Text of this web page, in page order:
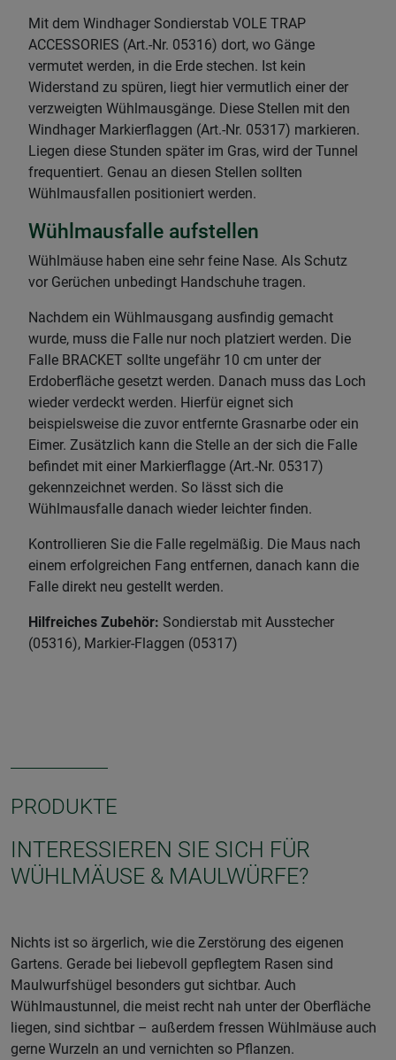
Mit dem Windhager Sondierstab VOLE TRAP
ACCESSORIES (Art.-Nr. 05316) dort, wo Gänge
vermutet werden, in die Erde stechen. Ist kein
Widerstand zu spüren, liegt hier vermutlich einer der
verzweigten Wühlmausgänge. Diese Stellen mit den
Windhager Markierflaggen (Art.-Nr. 05317) markieren.
Liegen diese Stunden später im Gras, wird der Tunnel
frequentiert. Genau an diesen Stellen sollten
Wühlmausfallen positioniert werden.
Wühlmausfalle aufstellen
Wühlmäuse haben eine sehr feine Nase. Als Schutz
vor Gerüchen unbedingt Handschuhe tragen.
Nachdem ein Wühlmausgang ausfindig gemacht
wurde, muss die Falle nur noch platziert werden. Die
Falle BRACKET sollte ungefähr 10 cm unter der
Erdoberfläche gesetzt werden. Danach muss das Loch
wieder verdeckt werden. Hierfür eignet sich
beispielsweise die zuvor entfernte Grasnarbe oder ein
Eimer. Zusätzlich kann die Stelle an der sich die Falle
befindet mit einer Markierflagge (Art.-Nr. 05317)
gekennzeichnet werden. So lässt sich die
Wühlmausfalle danach wieder leichter finden.
Kontrollieren Sie die Falle regelmäßig. Die Maus nach
einem erfolgreichen Fang entfernen, danach kann die
Falle direkt neu gestellt werden.
Hilfreiches Zubehör: Sondierstab mit Ausstecher
(05316), Markier-Flaggen (05317)
PRODUKTE
INTERESSIEREN SIE SICH FÜR
WÜHLMÄUSE & MAULWÜRFE?
Nichts ist so ärgerlich, wie die Zerstörung des eigenen
Gartens. Gerade bei liebevoll gepflegtem Rasen sind
Maulwurfshügel besonders gut sichtbar. Auch
Wühlmaustunnel, die meist recht nah unter der Oberfläche
liegen, sind sichtbar – außerdem fressen Wühlmäuse auch
gerne Wurzeln an und vernichten so Pflanzen.